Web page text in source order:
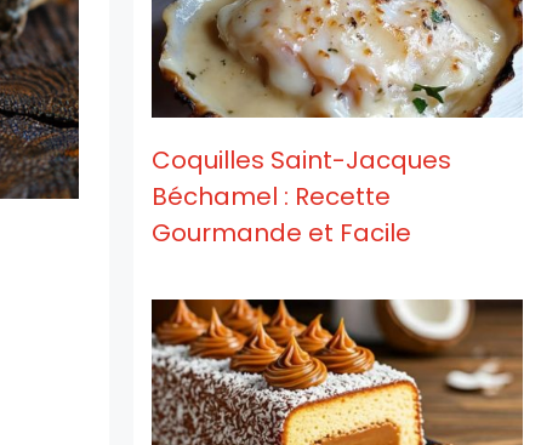
Coquilles Saint-Jacques
Béchamel : Recette
Gourmande et Facile